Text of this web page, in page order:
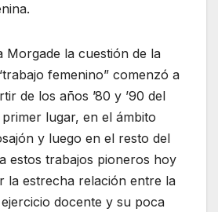
Morgade la cuestión de la
femenino” comenzó a
de los años ’80 y ’90 del
lugar, en el ámbito
y luego en el resto del
estos trabajos pioneros hoy
la estrecha relación entre la
docente y su poca